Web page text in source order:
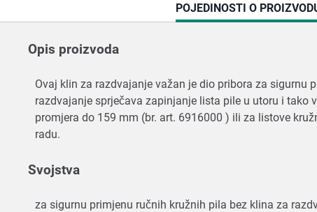
CURRENT
TAB:
POJEDINOSTI O
Opis proizvoda
Ovaj klin za razdvajanje važan je dio pribora za sigurnu
razdvajanje sprječava zapinjanje lista pile u utoru i tako
promjera do 159 mm (br. art. 6916000 ) ili za listove
radu.
Svojstva
za sigurnu primjenu ručnih kružnih pila bez klina za